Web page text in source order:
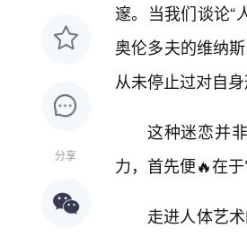
分享
邃。当我们谈论“
奥伦多夫的维纳
从未停止过对自身
这种迷恋并
力，首先便🔥在
走进人体艺